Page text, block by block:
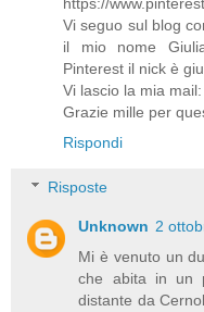
Vi seguo sul blog
il mio nome
Pinterest il nick è
Vi lascio la mia
Grazie mille per
Rispondi
Risposte
Unknown 2
Mi è venuto un
che abita in un
distante da